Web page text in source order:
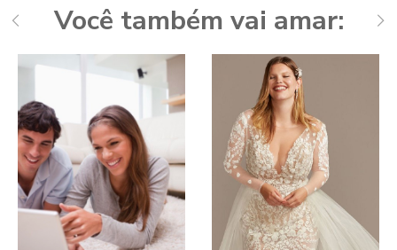
Você também vai amar: